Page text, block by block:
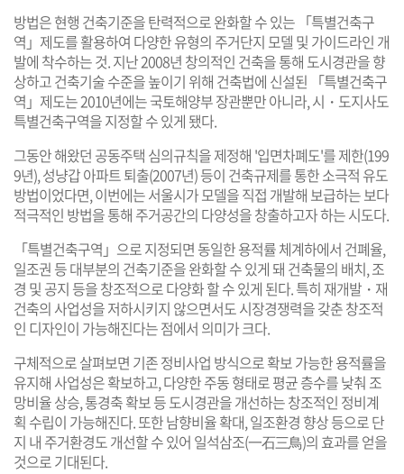
방법은 현행 건축기준을 탄력적으로 완화할 수 있는 「특별건축구
역」제도를 활용하여 다양한 유형의 주거단지 모델 및 가이드라인 개
발에 착수하는 것. 지난 2008년 창의적인 건축을 통해 도시경관을 향
상하고 건축기술 수준을 높이기 위해 건축법에 신설된 「특별건축구
역」제도는 2010년에는 국토해양부 장관뿐만 아니라, 시・도지사도
특별건축구역을 지정할 수 있게 됐다.
그동안 해왔던 공동주택 심의규칙을 제정해 '입면차폐도'를 제한(199
9년), 성냥갑 아파트 퇴출(2007년) 등이 건축규제를 통한 소극적 유도
방법이었다면, 이번에는 서울시가 모델을 직접 개발해 보급하는 보다
적극적인 방법을 통해 주거공간의 다양성을 창출하고자 하는 시도다.
「특별건축구역」으로 지정되면 동일한 용적률 체계하에서 건폐율,
일조권 등 대부분의 건축기준을 완화할 수 있게 돼 건축물의 배치, 조
경 및 공지 등을 창조적으로 다양화 할 수 있게 된다. 특히 재개발・재
건축의 사업성을 저하시키지 않으면서도 시장경쟁력을 갖춘 창조적
인 디자인이 가능해진다는 점에서 의미가 크다.
구체적으로 살펴보면 기존 정비사업 방식으로 확보 가능한 용적률을
유지해 사업성은 확보하고, 다양한 주동 형태로 평균 층수를 낮춰 조
망비율 상승, 통경축 확보 등 도시경관을 개선하는 창조적인 정비계
획 수립이 가능해진다. 또한 남향비율 확대, 일조환경 향상 등으로 단
지 내 주거환경도 개선할 수 있어 일석삼조(一石三鳥)의 효과를 얻을
것으로 기대된다.